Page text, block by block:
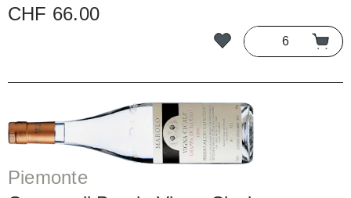
CHF 66.00
Piemonte